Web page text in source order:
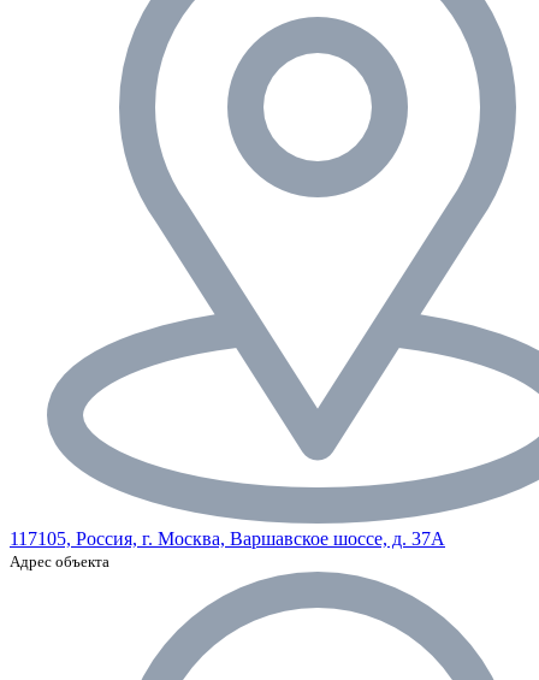
117105, Россия, г. Москва, Варшавское шоссе, д. 37А
Адрес объекта